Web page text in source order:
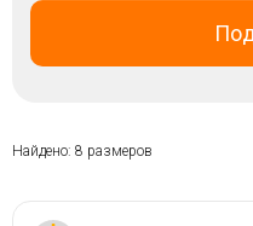
Вс:
9:00
Найдено: 8 размеров